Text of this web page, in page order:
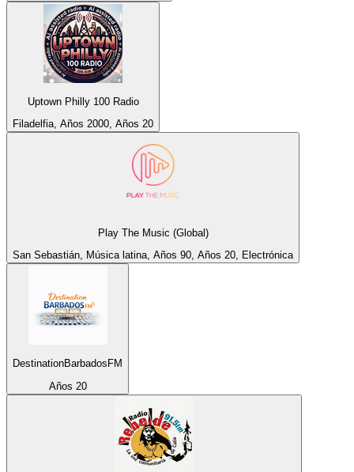
Uptown Philly 100 Radio
Filadelfia, Años 2000, Años 20
Play The Music (Global)
San Sebastián, Música latina, Años 90, Años 20, Electrónica
DestinationBarbadosFM
Años 20